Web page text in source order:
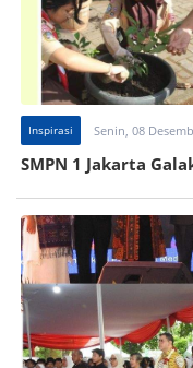
Inspirasi Senin, 08
SMPN 1 Jakarta